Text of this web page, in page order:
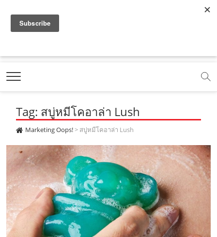
a
e
b
o
o
k
.
c
o
m
o
t
b
e
.
c
o
m
.
o
e
m
e
t
g
r
a
m
.
c
o
m
t
k
.
c
o
m
Marketing Oops!
DIGITAL | CREATIVE | ADVERTISING | CAMPAIGN |
Tag: สบู่หมีโคอาล่า Lush
Marketing Oops!> สบู่หมีโคอาล่า Lush